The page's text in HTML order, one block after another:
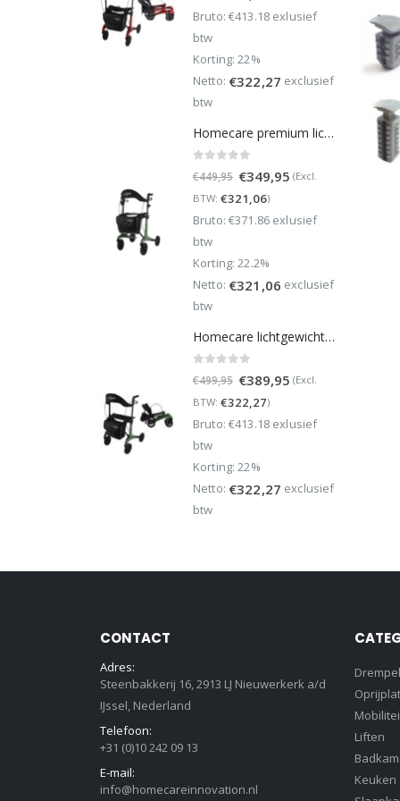
was:
is:
Bruto: €413.18 exlusief
btw
Korting: 22%
Netto: €322,27 exclusief
btw
Homecare premium lichtgewicht 5,4 kg - carbon rollator - 150 kg draaggewicht - Opvouwbaar - Groen - incl stokhouder
€449,95 Oorspronkelijke
prijs
was:
€349,95 Huidige
is:
(Excl.
BTW: €321,06)
Bruto: €371.86 exlusief
btw
Korting: 22.2%
Netto: €321,06 exclusief
btw
Homecare lichtgewicht Rollator van 5,8 kg – Carbon rollator tot 150 kg draaggewicht – Dubbel opvouwbaar en inclusief reistas - Groen
€499,95 Oorspronkelijke
prijs
was:
€389,95 Huidige
is:
(Excl.
BTW: €322,27)
Bruto: €413.18 exlusief
btw
Korting: 22%
Netto: €322,27 exclusief
btw
CONTACT
Adres:
Steenbakkerij 16, 2913 LJ Nieuwerkerk a/d
IJssel, Nederland
Telefoon:
+31 (0)10 242 09 13
E-mail:
info@homecareinnovation.nl
Liften
Keuken